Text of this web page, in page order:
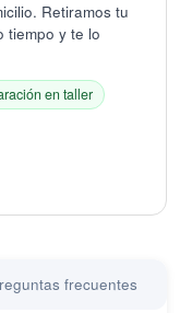
Retiramos tu
tiempo y te lo
en taller
frecuentes